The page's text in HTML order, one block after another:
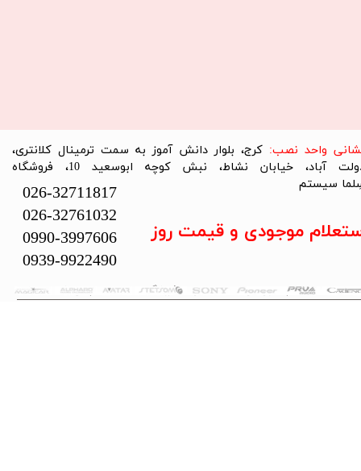
تمام حقوق این سایت متعلق به فروشگاه سلما سیستم می‌باشد.
واحد نصب: کرج، بلوار دانش آموز به سمت ترمینال کلانتری،
دولت آباد، خیابان نشاط، نبش کوچه ابوسعید 10، فروشگاه
سیستم​​​​​​​
026-32711817
026-32761032
0990-3997606
0939-9922490
موجودی و قیمت روز